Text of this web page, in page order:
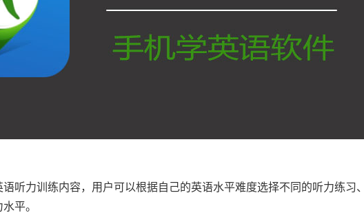
听力训练内容，用户可以根据自己的英语水平难度选择不同的听力练习
平。